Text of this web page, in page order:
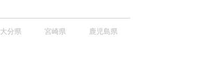
大分県 宮崎県 鹿児島県